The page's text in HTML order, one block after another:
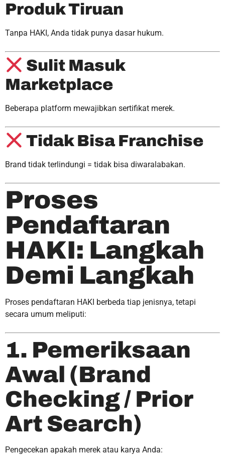
Produk Tiruan
Tanpa HAKI, Anda tidak punya dasar hukum.
Sulit Masuk
Marketplace
Beberapa platform mewajibkan sertifikat merek.
Tidak Bisa Franchise
Brand tidak terlindungi = tidak bisa diwaralabakan.
Proses
Pendaftaran
HAKI: Langkah
Demi Langkah
Proses pendaftaran HAKI berbeda tiap jenisnya, tetapi
secara umum meliputi:
1. Pemeriksaan
Awal (Brand
Checking / Prior
Art Search)
Pengecekan apakah merek atau karya Anda: